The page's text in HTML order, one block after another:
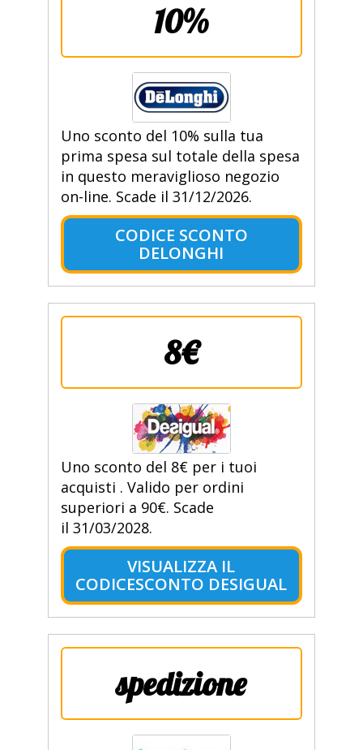
10%
Uno sconto del 10% sulla tua
prima spesa sul totale della spesa
in questo meraviglioso negozio
on-line. Scade il 31/12/2026.
CODICE SCONTO
DELONGHI
8€
Uno sconto del 8€ per i tuoi
acquisti . Valido per ordini
superiori a 90€. Scade
il 31/03/2028.
VISUALIZZA IL
CODICESCONTO DESIGUAL
spedizione